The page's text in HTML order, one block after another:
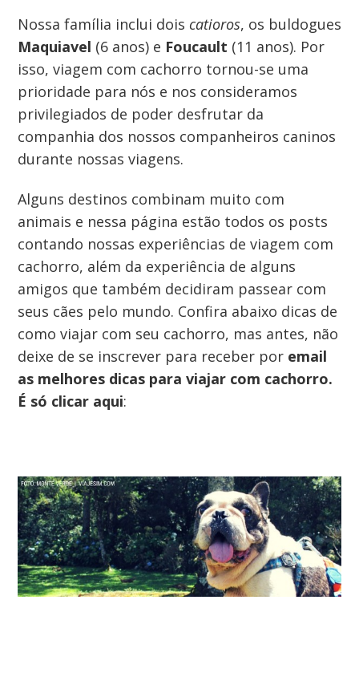
Nossa família inclui dois catioros, os buldogues
Maquiavel (6 anos) e Foucault (11 anos). Por
isso, viagem com cachorro tornou-se uma
prioridade para nós e nos consideramos
privilegiados de poder desfrutar da
companhia dos nossos companheiros caninos
durante nossas viagens.
Alguns destinos combinam muito com
animais e nessa página estão todos os posts
contando nossas experiências de viagem com
cachorro, além da experiência de alguns
amigos que também decidiram passear com
seus cães pelo mundo. Confira abaixo dicas de
como viajar com seu cachorro, mas antes, não
deixe de se inscrever para receber por email
as melhores dicas para viajar com cachorro.
É só clicar aqui: